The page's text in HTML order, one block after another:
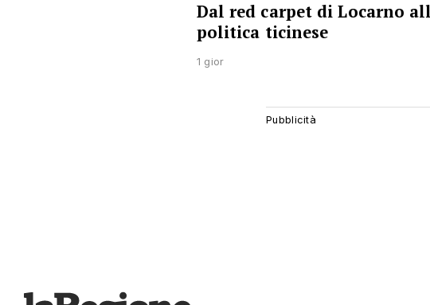
Dal red carpet di Locarno
politica ticinese
1 gior